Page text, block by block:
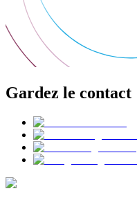
Gardez le contact